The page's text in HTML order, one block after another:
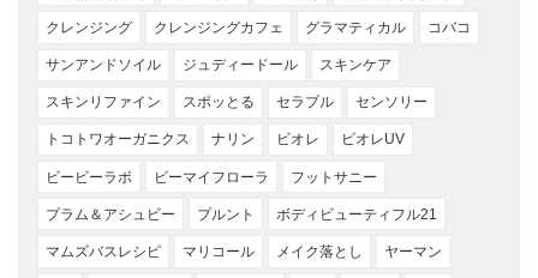
クレンジング クレンジングカフェ グラマティカル コバコ
サンアンドソイル ジュディードール スキンケア
スキンリファイン スポッとる セラプル センソリー
トコトワオーガニクス ナリン ビオレ ビオレUV
ビービーラボ ビーマイフローラ フットサニー
プラム＆アシュビー プルント ボディビューティフル21
マムズバスレシピ マリコール メイク落とし ヤーマン